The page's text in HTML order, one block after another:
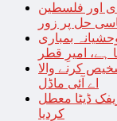
اور فلسطین
حل پر زور
بمباری
ہے، امیرِ قطر
تشخیص کرنے والا
اے آئی ماڈل
ڈیٹا معطل
کردیا